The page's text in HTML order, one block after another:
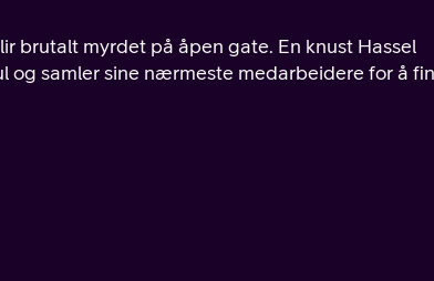
brutalt myrdet på åpen gate. En knust Hassel
og samler sine nærmeste medarbeidere for å